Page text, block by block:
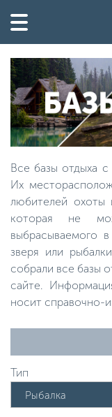
Все базы отдыха
Их
любителей
которая не
выбрасываемого
зверя или
собрали все базы
сайте.
носит справочно-
Тип
Рыбалка